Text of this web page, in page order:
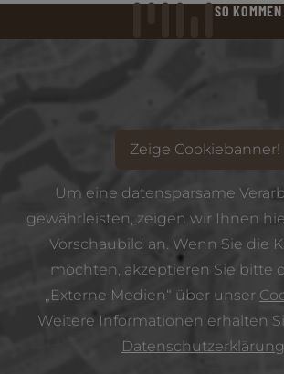
SO
Zeige Cookiebanner!
Um eine datensparsame
gewährleisten, zeigen wir Ihnen
Vorschaubild an. Wenn Sie die
möchten, akzeptieren Sie bitte
„Externe Medien“ über unser
Weitere Informationen erhalten
Datenschutzerklärung